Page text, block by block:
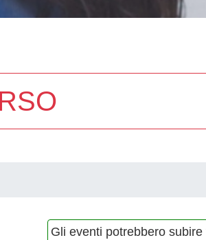
Gli eventi potrebbero subire